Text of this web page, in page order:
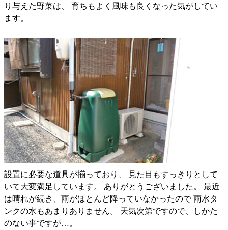
り与えた野菜は、 育ちもよく風味も良くなった気がしてい
ます。
設置に必要な道具が揃っており、 見た目もすっきりとして
いて大変満足しています。 ありがとうございました。 最近
は晴れが続き、雨がほとんど降っていなかったので 雨水タ
ンクの水もあまりありません。 天気次第ですので、しかた
のない事ですが…。